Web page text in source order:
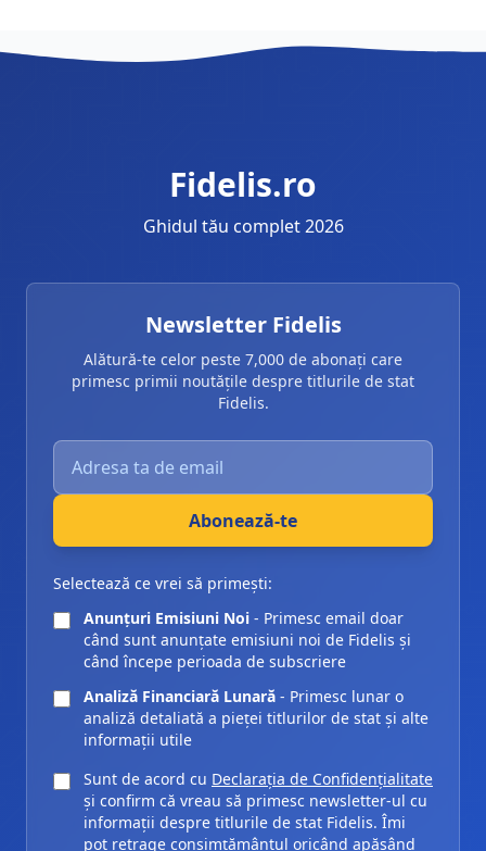
Fidelis.ro
Ghidul tău complet 2026
Newsletter Fidelis
Alătură-te celor peste 7,000 de abonați care
primesc primii noutățile despre titlurile de stat
Fidelis.
Introdu adresa ta de email pentru abonarea la
Abonează-te
Selectează ce vrei să primești:
Anunțuri Emisiuni Noi - Primesc email doar
când sunt anunțate emisiuni noi de Fidelis și
când începe perioada de subscriere
Analiză Financiară Lunară - Primesc lunar o
analiză detaliată a pieței titlurilor de stat și alte
informații utile
Sunt de acord cu Declarația de Confidențialitate
și confirm că vreau să primesc newsletter-ul cu
informații despre titlurile de stat Fidelis. Îmi
pot retrage consimțământul oricând apăsând